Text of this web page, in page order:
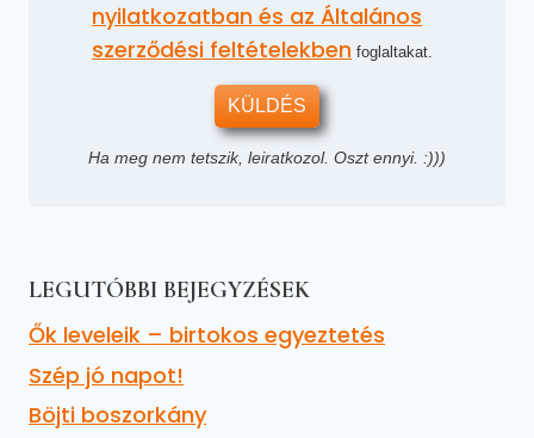
nyilatkozatban és az Általános
szerződési feltételekben foglaltakat.
KÜLDÉS
Ha meg nem tetszik, leiratkozol. Oszt ennyi. :)))
LEGUTÓBBI BEJEGYZÉSEK
Ők leveleik – birtokos egyeztetés
Szép jó napot!
Böjti boszorkány